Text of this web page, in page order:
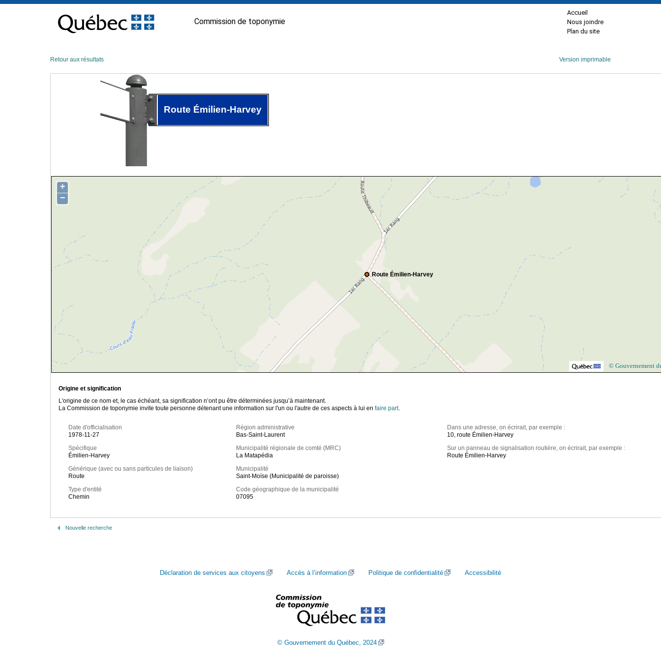
contenu
Commission de toponymie
Accueil
Nous joindre
Plan du site
Retour aux résultats Version imprimable
Route Émilien-Harvey
Route Émilien-Harvey
+
−
© Gouvernement
Origine et signification
L'origine de ce nom et, le cas échéant, sa signification n’ont pu être déterminées jusqu’à maintenant.
La Commission de toponymie invite toute personne détenant une information sur l'un ou l'autre de ces aspects à lui en faire part.
Date d'officialisation
1978-11-27
Spécifique
Émilien-Harvey
Générique (avec ou sans particules de liaison)
Route
Type d'entité
Chemin
Région administrative
Bas-Saint-Laurent
Municipalité régionale de comté (MRC)
La Matapédia
Municipalité
Saint-Moïse (Municipalité de paroisse)
Code géographique de la municipalité
07095
Dans une adresse, on écrirait, par exemple :
10, route Émilien-Harvey
Sur un panneau de signalisation routière, on écrirait, par exemple :
Route Émilien-Harvey
Nouvelle recherche
Déclaration de services aux citoyens Accès à l’information Politique de confidentialité Accessibilité
© Gouvernement du Québec, 2024